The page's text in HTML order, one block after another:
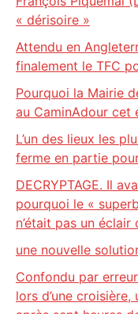
« dérisoire »
Attendu en
finalement le TFC
Pourquoi la Mairie
au CaminAdour cet
L’un des lieux les
ferme en partie
DECRYPTAGE. Il
pourquoi le «
n’était pas un
une nouvelle
Confondu par
lors d’une